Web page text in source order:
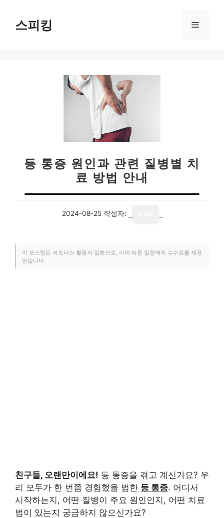
스피킹 메
등 통증 원인과 관련 질병별 치
료 방법 안내
2024-08-25 작성자:
이 포스팅은 파트너스 활동의 일환으로, 이에 따른 일정액의 수수료를 제공
받습니다.
친구들, 오랜만이에요! 등 통증을 겪고 계신가요? 우
리 모두가 한 번쯤 경험했을 법한 등 통증. 어디서
시작하는지, 어떤 질병이 주요 원인인지, 어떤 치료
법이 있는지 궁금하지 않으신가요?